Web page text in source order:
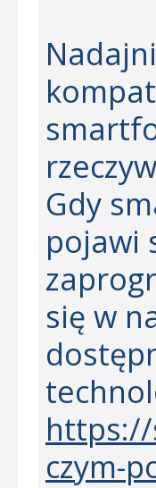
Gdy
pojawi
się w
czym-